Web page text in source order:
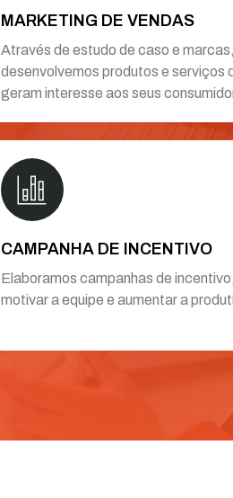
MARKETING DE VENDAS
Através de estudo de caso e marcas,
desenvolvemos produtos e serviços
geram interesse aos seus
CAMPANHA DE INCENTIVO
Elaboramos campanhas de
motivar a equipe e aumentar a